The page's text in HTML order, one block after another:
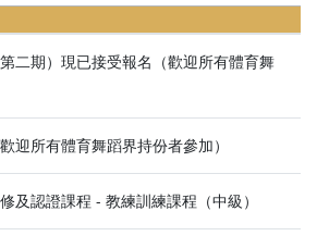
二期）現已接受報名（歡迎所有體育舞
迎所有體育舞蹈界持份者參加）
及認證課程 - 教練訓練課程（中級）